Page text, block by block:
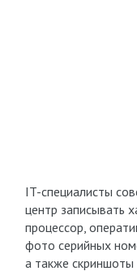
IT-специалисты
центр записывать
процессор,
фото серийных
а также скриншоты